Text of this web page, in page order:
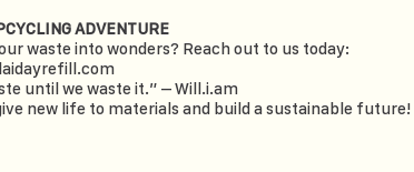
ADVENTURE
waste into wonders? Reach out to us today:
until we waste it.” – Will.i.am
new life to materials and build a sustainable future!